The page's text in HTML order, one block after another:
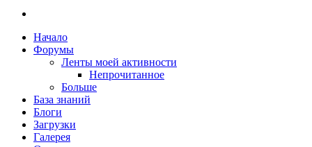
Начало
Форумы
Ленты моей активности
Непрочитанное
Больше
База знаний
Блоги
Загрузки
Галерея